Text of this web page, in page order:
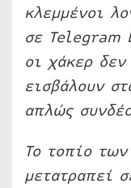
κλεμμένοι
σε Telegram
οι χάκερ
εισβάλουν
απλώς
Το τοπίο
μετατραπεί